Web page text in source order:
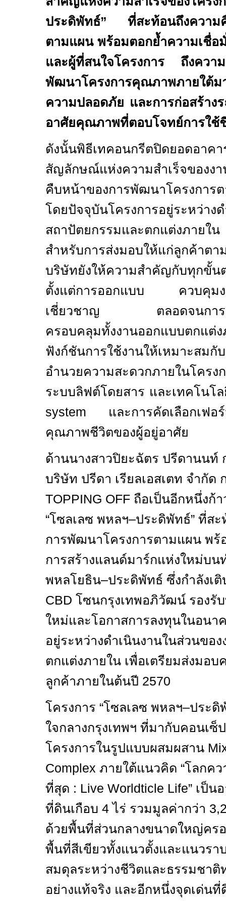
ประดิพัทธ์” ที่สะท้อนถึงความคื
ตามแผน พร้อมตอกย้ำความเชื่อ
และผู้ที่สนใจโครงการ ถึงควา
พัฒนาโครงการคุณภาพภายใต้ม
ความปลอดภัย และการก่อสร้าง
อาศัยคุณภาพที่ตอบโจทย์การใช้
ดังนั้นพิธีเทคอนกรีตปิดยอดอ
สัญลักษณ์แห่งความสำเร็จของง
คืบหน้าของการพัฒนาโครงการ
โดยปัจจุบันโครงการอยู่ระหว่าง
สถาปัตยกรรมและตกแต่งภายใ
สำหรับการส่งมอบให้แก่ลูกค้าต
บริษัทยังให้ความสำคัญกับทุกขั้น
ตั้งแต่การออกแบบ ควบคุมงา
เชี่ยวชาญ ตลอดจนการคั
ครอบคลุมทั้งงานออกแบบตกแ
ฟังก์ชันการใช้งานให้เหมาะสม
อำนวยความสะดวกภายในโคร
ระบบลิฟต์โดยสาร และเทคโน
system และการคัดเลือกเฟ
คุณภาพชีวิตของผู้อยู่อาศัย
ด้านนางสาวปิยะฉัตร ปรีดานนท์
บริษัท ปรีดา เรียลเอสเตท จำกัด
TOPPING OFF ถือเป็นอีกหนึ่งก้
“โซลเลซ พหลฯ–ประดิพัทธ์” ที่ส
การพัฒนาโครงการตามแผน พร้
การสร้างแลนด์มาร์กแห่งใหม่บน
พหลโยธิน–ประดิพัทธ์ ซึ่งกำลังเ
CBD โซนกรุงเทพอภิวัฒน์ รองรั
ใหม่และโอกาสการลงทุนในอน
อยู่ระหว่างดำเนินงานในส่วนขอ
ตกแต่งภายใน เพื่อเตรียมส่งมอ
ลูกค้าภายในต้นปี 2570
โครงการ “โซลเลซ พหลฯ–ประ
ใจกลางกรุงเทพฯ ที่มากับคอนเ
โครงการในรูปแบบผสมผสาน
Complex ภายใต้แนวคิด “โลกค
ที่สุด : Live Worldticle Life” เป็น
ที่ดินเกือบ 4 ไร่ รวมมูลค่ากว่า
ด้วยพื้นที่ส่วนกลางขนาดใหญ่คร
พื้นที่สีเขียวทั้งแนวตั้งและแนวร
สมดุลระหว่างชีวิตและธรรมชาติ
อย่างแท้จริง และอีกหนึ่งจุดเด่น